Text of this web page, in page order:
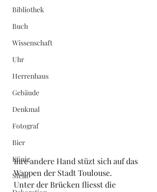
Bibliothek
Buch
Wissenschaft
Uhr
Herrenhaus
Gebäude
Denkmal
Fotograf
Bier
König
Stein
Ihre andere Hand stüzt sich auf das
Wappen der Stadt Toulouse.
Unter der Brücken fliesst die